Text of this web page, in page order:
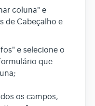
coluna" e
de Cabeçalho e
e selecione o
que
os campos,